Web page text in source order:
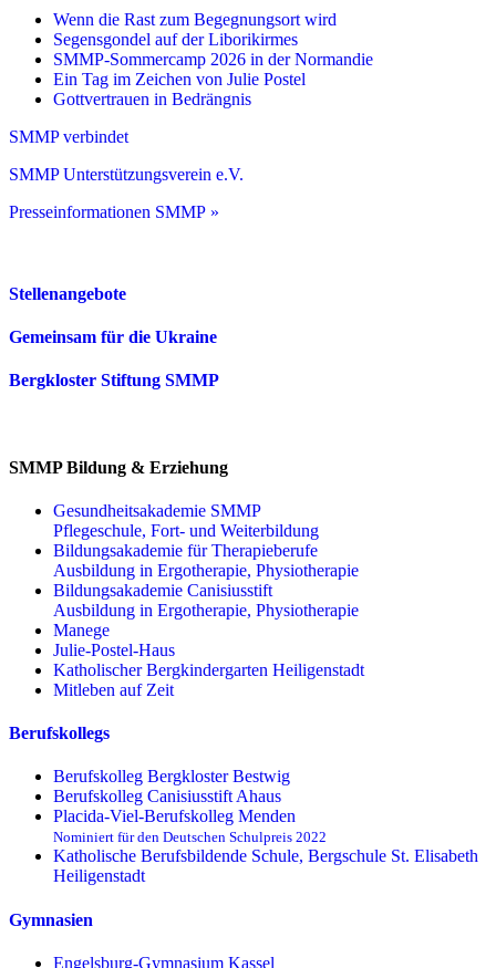
Wenn die Rast zum Begegnungsort wird
Segensgondel auf der Liborikirmes
SMMP-Sommercamp 2026 in der Normandie
Ein Tag im Zeichen von Julie Postel
Gottvertrauen in Bedrängnis
SMMP verbindet
SMMP Unterstützungsverein e.V.
Presseinformationen SMMP »
Stellenangebote
Gemeinsam für die Ukraine
Bergkloster Stiftung SMMP
SMMP Bildung & Erziehung
Gesundheitsakademie SMMP
Pflegeschule, Fort- und Weiterbildung
Bildungsakademie für Therapieberufe
Ausbildung in Ergotherapie, Physiotherapie
Bildungsakademie Canisiusstift
Ausbildung in Ergotherapie, Physiotherapie
Manege
Julie-Postel-Haus
Katholischer Bergkindergarten Heiligenstadt
Mitleben auf Zeit
Berufskollegs
Berufskolleg Bergkloster Bestwig
Berufskolleg Canisiusstift Ahaus
Placida-Viel-Berufskolleg Menden
Nominiert für den Deutschen Schulpreis 2022
Katholische Berufsbildende Schule, Bergschule St. Elisabeth
Heiligenstadt
Gymnasien
Engelsburg-Gymnasium Kassel